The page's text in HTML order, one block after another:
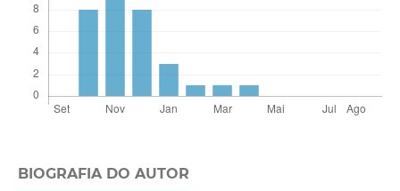
BIOGRAFIA DO AUTOR